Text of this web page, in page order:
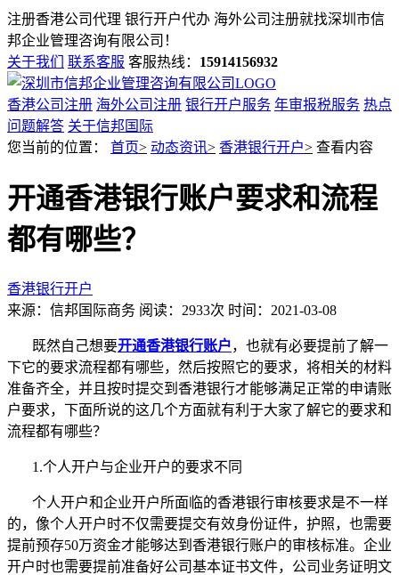
注册香港公司代理 银行开户代办 海外公司注册就找深圳市信
邦企业管理咨询有限公司！
关于我们
联系客服 客服热线： 15914156932
香港公司注册 海外公司注册 银行开户服务 年审报税服务 热点
问题解答 关于信邦国际
您当前的位置： 首页> 动态资讯> 香港银行开户> 查看内容
开通香港银行账户要求和流程
都有哪些？
香港银行开户
来源：信邦国际商务 阅读：2933次 时间：2021-03-08
既然自己想要开通香港银行账户，也就有必要提前了解一
下它的要求流程都有哪些，然后按照它的要求，将相关的材料
准备齐全，并且按时提交到香港银行才能够满足正常的申请账
户要求，下面所说的这几个方面就有利于大家了解它的要求和
流程都有哪些？
1.个人开户与企业开户的要求不同
个人开户和企业开户所面临的香港银行审核要求是不一样
的，像个人开户时不仅需要提交有效身份证件，护照，也需要
提前预存50万资金才能够达到香港银行账户的审核标准。企业
开户时也需要提前准备好公司基本证书文件，公司业务证明文